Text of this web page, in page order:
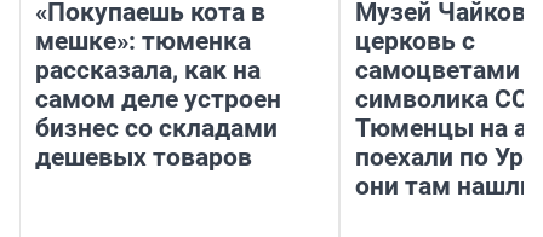
«Покупаешь кота в
мешке»: тюменка
рассказала, как на
самом деле устроен
бизнес со складами
дешевых товаров
Музей
церковь с
самоцветами
символика
Тюменцы на
поехали по
они там нашли